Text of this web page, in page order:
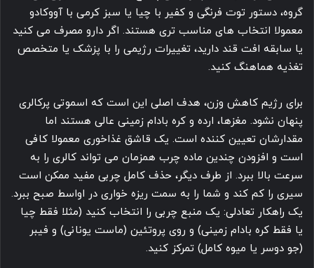
گروه، دستور توت فرنگی و کفیر با چیا یا سبز کرمی با آووکادو
معمولا انتخاب های مناسب تری هستند. اگر دارو مصرف می کنید
یا سابقه افت قند دارید، تغییرات رژیمی را با پزشک یا متخصص
تغذیه هماهنگ کنید.
برای رژیم کاهش وزن، هدف اصلی این است که اسموتی پرکالری
پنهان نشود. مغزها، ارده و کره بادام زمینی عالی هستند اما
مقدارشان تعیین کننده است. یک قاشق غذاخوری معمولا کافی
است و افزودن چندین ماده چرب همزمان می تواند کالری را به
سرعت بالا ببرد. از طرف دیگر، حذف کامل چربی مفید ممکن است
سیری را کم کند و شما را به سمت ریزه خواری در اواسط صبح ببرد.
یک راهکار تعادلی: یک منبع چربی را انتخاب کنید (مثلا فقط چیا
یا فقط کره بادام زمینی) و روی پروتئین (ماست یونانی) و فیبر
(جو دوسر یا میوه کامل) تمرکز کنید.